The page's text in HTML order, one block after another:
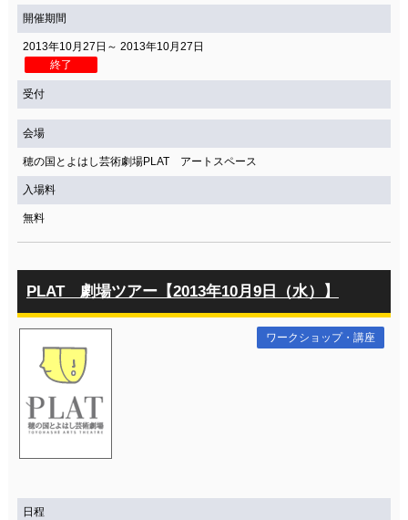
開催期間
2013年10月27日～ 2013年10月27日
終了
受付
会場
穂の国とよはし芸術劇場PLAT アートスペース
入場料
無料
PLAT 劇場ツアー【2013年10月9日（水）】
ワークショップ・講座
日程